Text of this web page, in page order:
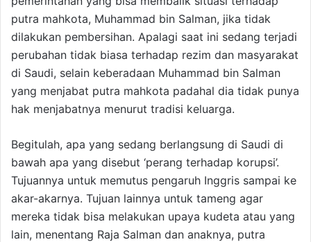
putra mahkota, Muhammad bin Salman, jika tidak
dilakukan pembersihan. Apalagi saat ini sedang terjadi
perubahan tidak biasa terhadap rezim dan masyarakat
di Saudi, selain keberadaan Muhammad bin Salman
yang menjabat putra mahkota padahal dia tidak punya
hak menjabatnya menurut tradisi keluarga.
Begitulah, apa yang sedang berlangsung di Saudi di
bawah apa yang disebut ‘perang terhadap korupsi’.
Tujuannya untuk memutus pengaruh Inggris sampai ke
akar-akarnya. Tujuan lainnya untuk tameng agar
mereka tidak bisa melakukan upaya kudeta atau yang
lain, menentang Raja Salman dan anaknya, putra